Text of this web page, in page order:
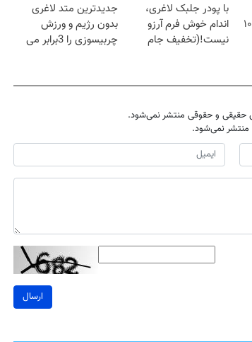
طلاسی، از ۰.۵ گرم تا ۱۰
با پودر جلبک لاغری،
اندام خوش فرم آرزو
نیست!(تخفیف جام
جدیدترین متد لاغری
بدون رژیم و ورزش
چربیسوزی را 3برابر می
حقیقی و حقوقی منتشر نمی‌شود.
منتشر نمی‌شود.
ارسال